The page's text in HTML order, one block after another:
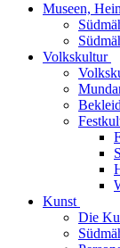
Museen,
Volkskultur
Kunst
Die